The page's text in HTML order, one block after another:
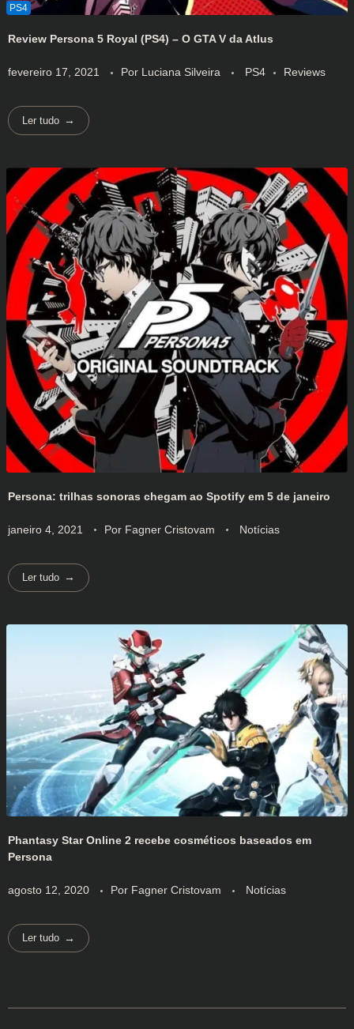
Review Persona 5 Royal (PS4) – O GTA V da Atlus
fevereiro 17, 2021 Por Luciana Silveira PS4 Reviews
Ler tudo
Persona: trilhas sonoras chegam ao Spotify em 5 de janeiro
janeiro 4, 2021 Por Fagner Cristovam Notícias
Ler tudo
Phantasy Star Online 2 recebe cosméticos baseados em
Persona
agosto 12, 2020 Por Fagner Cristovam Notícias
Ler tudo